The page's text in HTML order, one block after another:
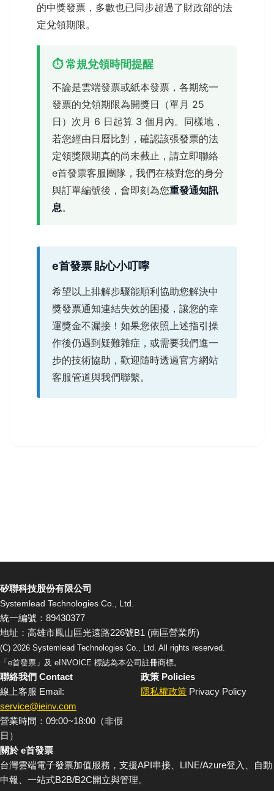
的中獎發票，多數也已同步超過了財政部的法
定兌領期限。
⏱️ 常規兌領時間提醒
不論是雲端發票或紙本發票，各期統一
發票的兌領期限為開獎日（單月 25
日）次月 6 日起算 3 個月內。同樣地，
若您經由日曆比對，確認該張發票的法
定領獎限期真的尚未截止，請立即聯絡
e首發票客服團隊，我們在核對您的身分
與訂單編號後，會即刻為您重發通知訊
息。
e首發票 貼心小叮嚀
希望以上排解步驟能順利協助您解決中
獎發票通知連結失效的困擾，讓您的幸
運獎金不漏接！如果您依照上述指引操
作後仍遇到疑難雜症，或需要我們進一
步的技術協助，歡迎隨時透過官方網站
客服管道與我們聯繫。
矽聯科技股份有限公司
Systemlead Technologies Co., Ltd.
統一編號：89430377
地址：高雄市鳳山區光遠路226號B1 (南區營業所)
(C) 2026 Systemlead Technologies Co., Ltd. All rights reserved.
「e首發票」及 eINVOICE 標誌為本公司註冊商標。
聯絡我們 Contact
線上客服 Email:
service@ieinv.com
營業時間：09:00~18:00（非假
日）
政策 Policies
隱私權政策 Privacy Policy
關於 e首發票
台灣雲端電子發票加值服務，支援API串接、LINE/Azure登入、自動
申報、一站式B2B/B2C開立與管理。